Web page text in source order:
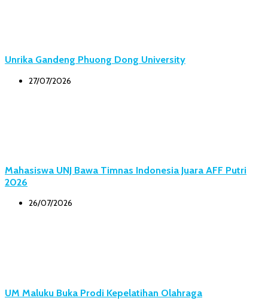
Unrika Gandeng Phuong Dong University
27/07/2026
Mahasiswa UNJ Bawa Timnas Indonesia Juara AFF Putri
2026
26/07/2026
UM Maluku Buka Prodi Kepelatihan Olahraga